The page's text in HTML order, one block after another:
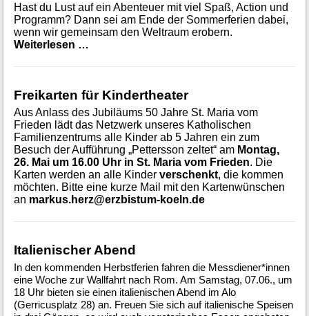
Hast du Lust auf ein Abenteuer mit viel Spaß, Action und
Programm? Dann sei am Ende der Sommerferien dabei,
wenn wir gemeinsam den Weltraum erobern.
Weiterlesen …
Freikarten für Kindertheater
Aus Anlass des Jubiläums 50 Jahre St. Maria vom
Frieden lädt das Netzwerk unseres Katholischen
Familienzentrums alle Kinder ab 5 Jahren ein zum
Besuch der Aufführung „Pettersson zeltet“ am Montag,
26. Mai um 16.00 Uhr in St. Maria vom Frieden. Die
Karten werden an alle Kinder verschenkt, die kommen
möchten. Bitte eine kurze Mail mit den Kartenwünschen
an markus.herz@erzbistum-koeln.de
Italienischer Abend
In den kommenden Herbstferien fahren die Messdiener*innen
eine Woche zur Wallfahrt nach Rom. Am Samstag, 07.06., um
18 Uhr bieten sie einen italienischen Abend im Alo
(Gerricusplatz 28) an. Freuen Sie sich auf italienische Speisen